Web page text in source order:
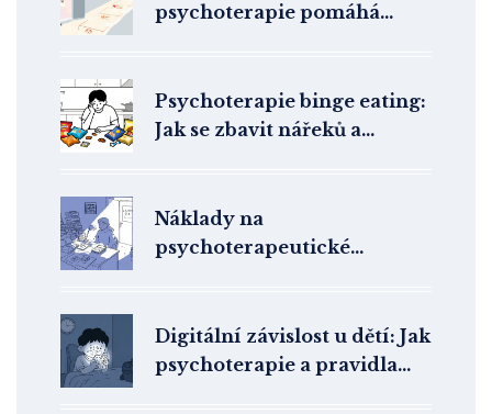
psychoterapie pomáhá
Psychoterapie binge eating:
Jak se zbavit nářeků a
Náklady na
psychoterapeutické
Digitální závislost u dětí: Jak
psychoterapie a pravidla